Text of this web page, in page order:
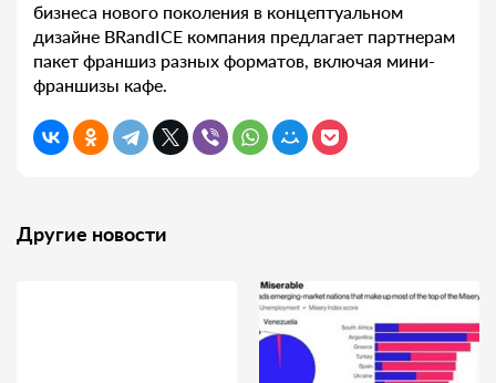
бизнеса нового поколения в концептуальном
дизайне BRandICE компания предлагает партнерам
пакет франшиз разных форматов, включая мини-
франшизы кафе.
Другие новости